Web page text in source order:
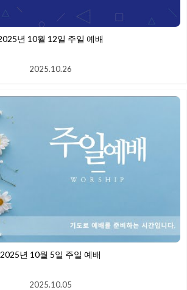
2025년 10월 12일 주일 예배
2025.10.26
2025년 10월 5일 주일 예배
2025.10.05